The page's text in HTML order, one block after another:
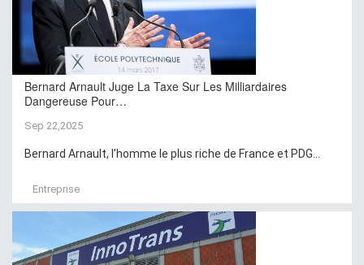
Bernard Arnault Juge La Taxe Sur Les Milliardaires
Dangereuse Pour…
Sep 22,2025
Bernard Arnault, l’homme le plus riche de France et PDG...
Entreprise